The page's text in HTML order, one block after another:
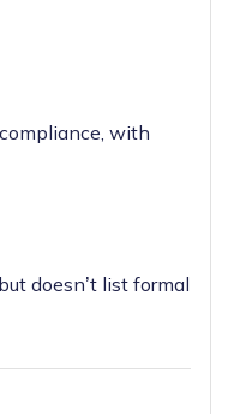
compliance, with
doesn’t list formal